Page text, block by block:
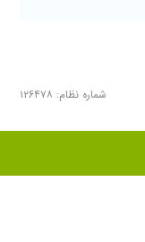
شماره نظام: ۱۲۶۴۷۸